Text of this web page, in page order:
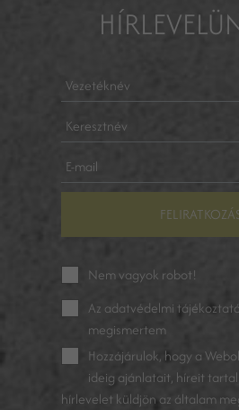
Nem vagyok robot!
Az adatvédelmi
megismertem
Hozzájárulok, hogy a
ideig ajánlatait, híreit
hírlevelet küldjön az általam